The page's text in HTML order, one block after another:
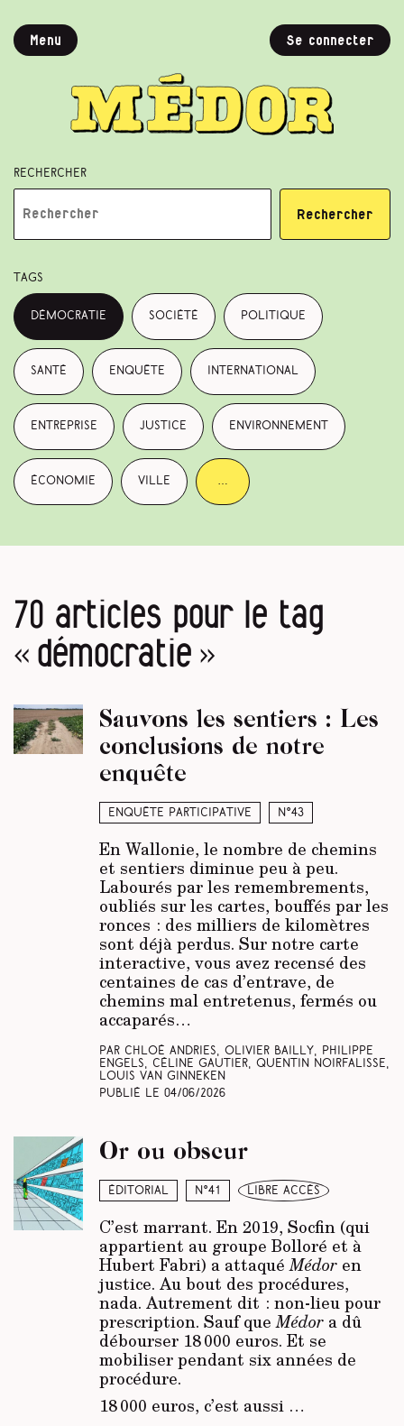
Menu Se connecter
Rechercher
Rechercher
Tags
démocratie société politique
santé enquête international
entreprise justice environnement
économie ville
70 articles pour le tag
« démocratie »
Enquête participative N°43
Sauvons les sentiers : Les
conclusions de notre
enquête
En Wallonie, le nombre de chemins
et sentiers diminue peu à peu.
Labourés par les remembrements,
oubliés sur les cartes, bouffés par les
ronces : des milliers de kilomètres
sont déjà perdus. Sur notre carte
interactive, vous avez recensé des
centaines de cas d’entrave, de
chemins mal entretenus, fermés ou
accaparés…
Par Chloé Andries, Olivier Bailly, Philippe
Engels, Céline Gautier, Quentin Noirfalisse,
Louis Van Ginneken
Publié le 04/06/2026
Éditorial N°41 libre accès
Or ou obscur
C’est marrant. En 2019, Socfin (qui
appartient au groupe Bolloré et à
Hubert Fabri) a attaquéMédoren
justice. Au bout des procédures,
nada. Autrement dit : non-lieu pour
prescription. Sauf queMédora dû
débourser 18 000 euros. Et se
mobiliser pendant six années de
procédure.
18 000 euros, c’est aussi …